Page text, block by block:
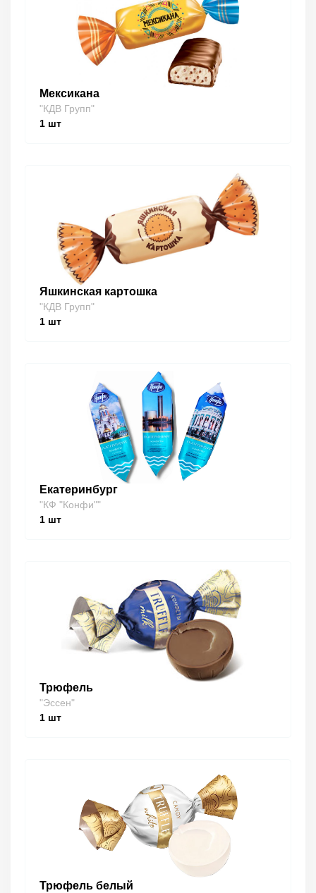
Мексикана
"КДВ Групп"
1 шт
Яшкинская картошка
"КДВ Групп"
1 шт
Екатеринбург
"КФ "Конфи""
1 шт
Трюфель
"Эссен"
1 шт
Трюфель белый